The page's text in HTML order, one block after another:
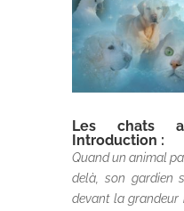
Les chats
Introduction :
Quand un animal
delà, son gardien
devant la grandeur